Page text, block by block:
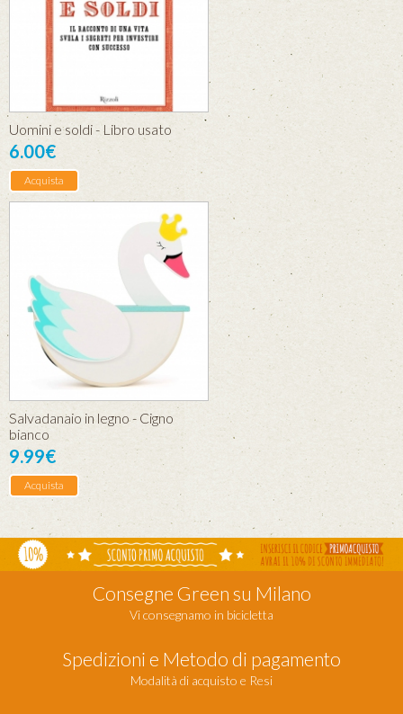
Uomini e soldi - Libro usato
6.00€
Acquista
Salvadanaio in legno - Cigno
bianco
9.99€
Acquista
Consegne Green su Milano
Vi consegnamo in bicicletta
Spedizioni e Metodo di pagamento
Modalità di acquisto e Resi